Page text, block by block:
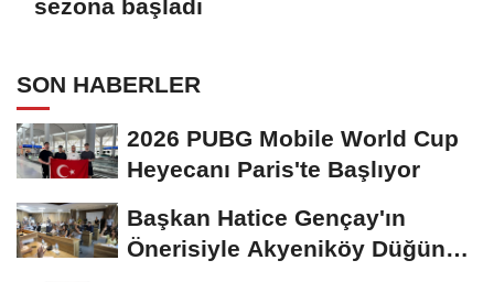
sezona başladı
SON HABERLER
2026 PUBG Mobile World Cup
Heyecanı Paris'te Başlıyor
Başkan Hatice Gençay'ın
Önerisiyle Akyeniköy Düğün